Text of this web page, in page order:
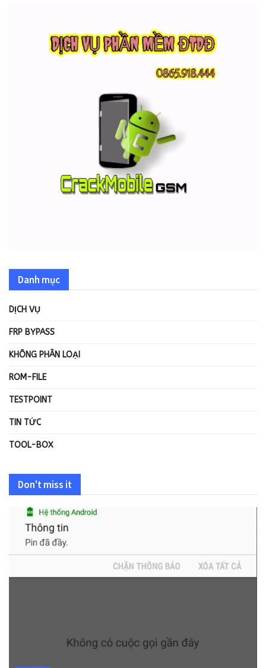
Danh mục
DỊCH VỤ
FRP BYPASS
KHÔNG PHÂN LOẠI
ROM-FILE
TESTPOINT
TIN TỨC
TOOL-BOX
Don't miss it